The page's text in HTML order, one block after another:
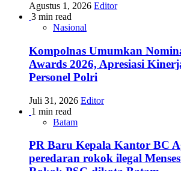
Agustus 1, 2026 Editor
3 min read
Nasional
Kompolnas Umumkan
Awards 2026, Apresiasi
Personel Polri
Juli 31, 2026 Editor
1 min read
Batam
PR Baru Kepala Kantor BC
peredaran rokok ilegal